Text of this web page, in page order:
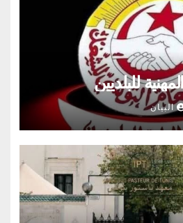
للبلديين
البيان